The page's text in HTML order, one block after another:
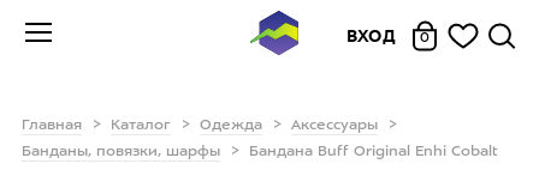
ВХОД 0
Главная Каталог Одежда
Аксессуары
Банданы, повязки, шарфы
Бандана Buff Original Enhi Cobalt